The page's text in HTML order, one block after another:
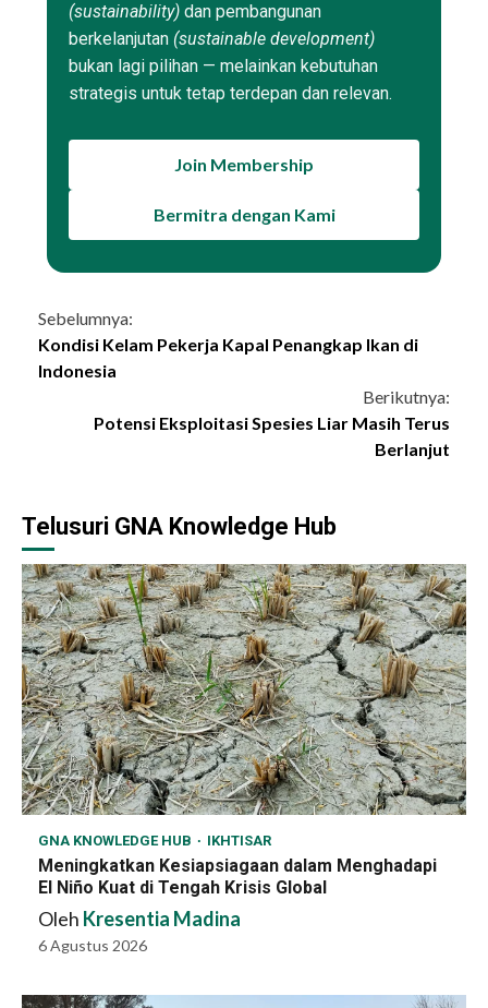
(sustainability) dan pembangunan
berkelanjutan (sustainable development)
bukan lagi pilihan — melainkan kebutuhan
strategis untuk tetap terdepan dan relevan.
Join Membership
Bermitra dengan Kami
Continue
Reading
Sebelumnya:
Kondisi Kelam Pekerja Kapal Penangkap Ikan di
Indonesia
Berikutnya:
Potensi Eksploitasi Spesies Liar Masih Terus
Berlanjut
Telusuri GNA Knowledge Hub
GNA KNOWLEDGE HUB IKHTISAR
Meningkatkan Kesiapsiagaan dalam Menghadapi
El Niño Kuat di Tengah Krisis Global
Oleh Kresentia Madina
6 Agustus 2026